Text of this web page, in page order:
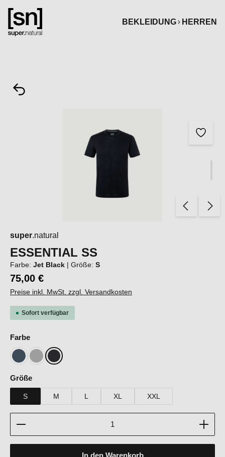
springen
BEKLEIDUNG
HERREN
super.natural
ESSENTIAL SS
Farbe: Jet Black | Größe: S
75,00 €
Preise inkl. MwSt. zzgl. Versandkosten
Sofort verfügbar
Farbeauswählen
BlueberryCashmere Grey Melange
Jet Black
Größeauswählen
S M L XL XXL
Produkt Anzahl: Gib den gewünschten Wert ein